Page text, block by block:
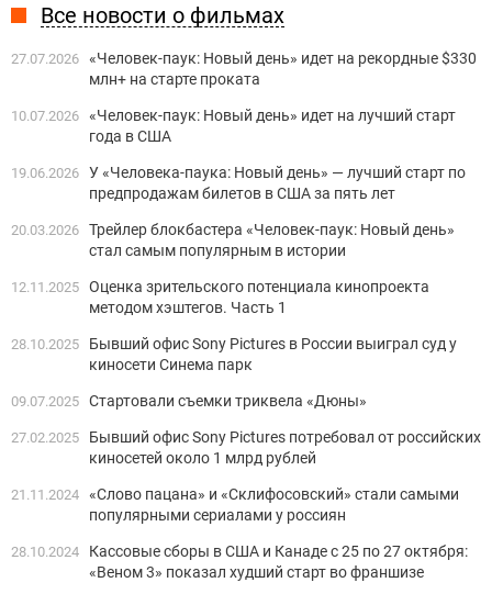
Все новости о фильмах
27.07.2026 «Человек-паук: Новый день» идет на рекордные $330
млн+ на старте проката
10.07.2026 «Человек-паук: Новый день» идет на лучший старт
года в США
19.06.2026 У «Человека-паука: Новый день» — лучший старт по
предпродажам билетов в США за пять лет
20.03.2026 Трейлер блокбастера «Человек-паук: Новый день»
стал самым популярным в истории
12.11.2025 Оценка зрительского потенциала кинопроекта
методом хэштегов. Часть 1
28.10.2025
Бывший офис Sony Pictures в России выиграл суд у
киносети Синема парк
09.07.2025 Стартовали съемки триквела «Дюны»
27.02.2025
Бывший офис Sony Pictures потребовал от российских
киносетей около 1 млрд рублей
21.11.2024 «Слово пацана» и «Склифосовский» стали самыми
популярными сериалами у россиян
28.10.2024
Кассовые сборы в США и Канаде с 25 по 27 октября:
«Веном 3» показал худший старт во франшизе